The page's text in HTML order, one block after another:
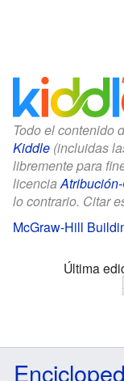
Todo el contenido
Kiddle (incluidas
libremente para
licencia
lo contrario. Citar
McGraw-Hill
Última